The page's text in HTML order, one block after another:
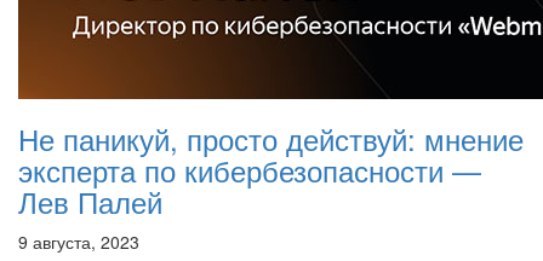
Не паникуй, просто действуй: мнение
эксперта по кибербезопасности —
Лев Палей
9 августа, 2023